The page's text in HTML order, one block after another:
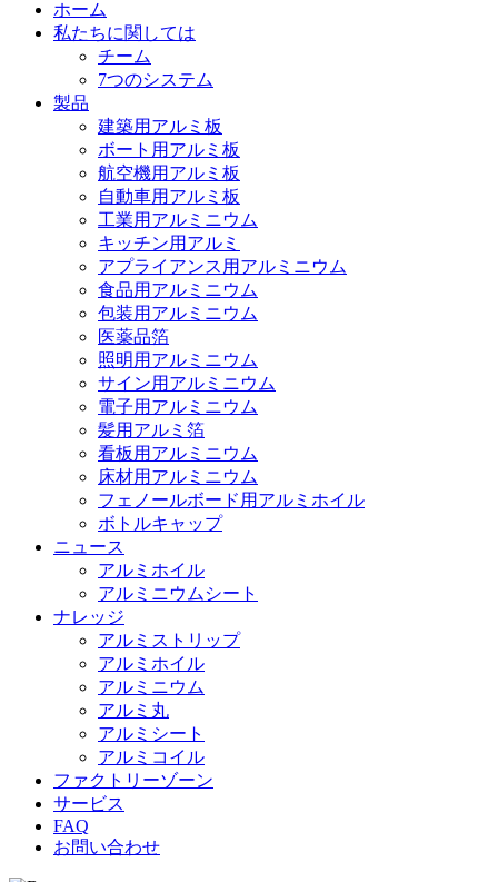
ホーム
私たちに関しては
チーム
7つのシステム
製品
建築用アルミ板
ボート用アルミ板
航空機用アルミ板
自動車用アルミ板
工業用アルミニウム
キッチン用アルミ
アプライアンス用アルミニウム
食品用アルミニウム
包装用アルミニウム
医薬品箔
照明用アルミニウム
サイン用アルミニウム
電子用アルミニウム
髪用アルミ箔
看板用アルミニウム
床材用アルミニウム
フェノールボード用アルミホイル
ボトルキャップ
ニュース
アルミホイル
アルミニウムシート
ナレッジ
アルミストリップ
アルミホイル
アルミニウム
アルミ丸
アルミシート
アルミコイル
ファクトリーゾーン
サービス
FAQ
お問い合わせ